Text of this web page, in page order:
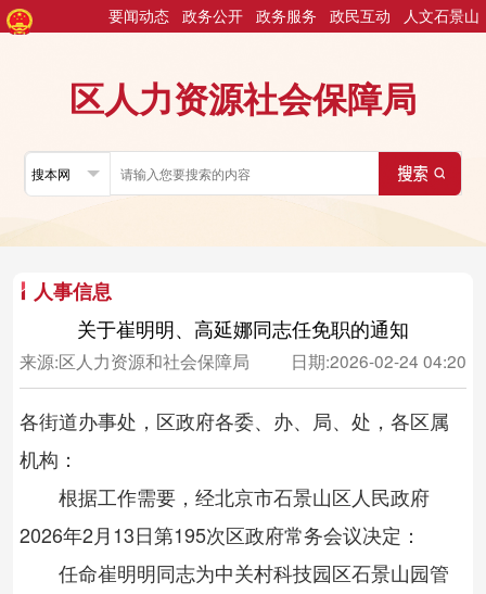
人文石景山
政民互动
政务服务
政务公开
要闻动态
区人力资源社会保障局
人事信息
关于崔明明、高延娜同志任免职的通知
来源:区人力资源和社会保障局 日期:2026-02-24 04:20
各街道办事处，区政府各委、办、局、处，各区属
机构：
根据工作需要，经北京市石景山区人民政府
2026年2月13日第195次区政府常务会议决定：
任命崔明明同志为中关村科技园区石景山园管